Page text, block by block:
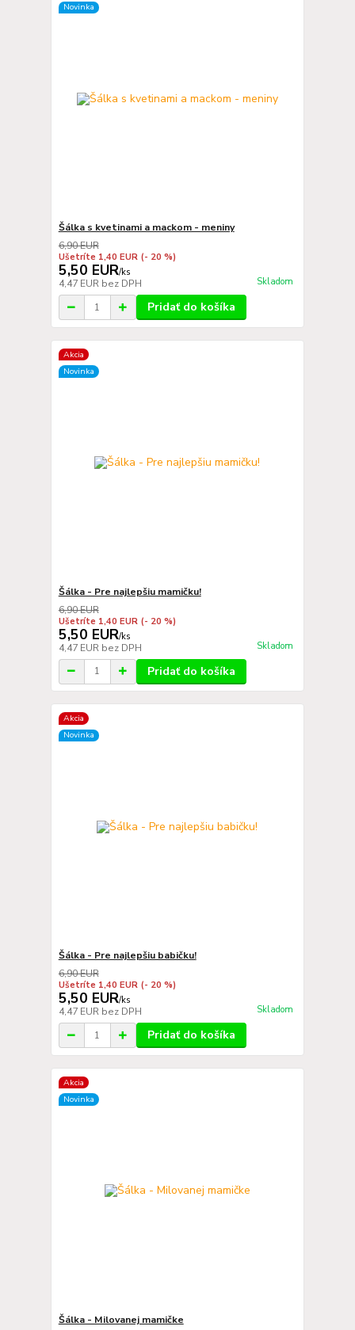
Novinka
Šálka s kvetinami a mackom - meniny
6,90 EUR
Ušetríte 1,40 EUR (- 20 %)
5,50 EUR/ks
4,47 EUR bez DPH Skladom
Pridať do košíka
Akcia
Novinka
Šálka - Pre najlepšiu mamičku!
6,90 EUR
Ušetríte 1,40 EUR (- 20 %)
5,50 EUR/ks
4,47 EUR bez DPH Skladom
Pridať do košíka
Akcia
Novinka
Šálka - Pre najlepšiu babičku!
6,90 EUR
Ušetríte 1,40 EUR (- 20 %)
5,50 EUR/ks
4,47 EUR bez DPH Skladom
Pridať do košíka
Akcia
Novinka
Šálka - Milovanej mamičke